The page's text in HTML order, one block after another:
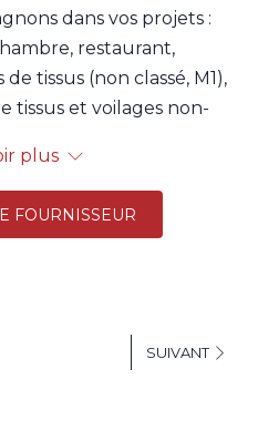
dans vos projets :
restaurant,
tissus (non classé, M1),
tissus et voilages non-
ont été négociées
plus d'informations,
plus
FOURNISSEUR
SUIVANT